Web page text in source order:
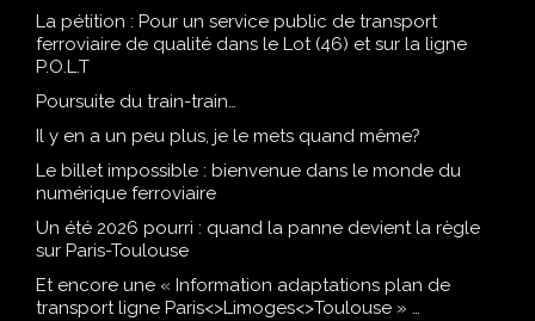
La pétition : Pour un service public de transport
ferroviaire de qualité dans le Lot (46) et sur la ligne
P.O.L.T
Poursuite du train-train…
Il y en a un peu plus, je le mets quand même?
Le billet impossible : bienvenue dans le monde du
numérique ferroviaire
Un été 2026 pourri : quand la panne devient la règle
sur Paris-Toulouse
Et encore une « Information adaptations plan de
transport ligne Paris<>Limoges<>Toulouse » …